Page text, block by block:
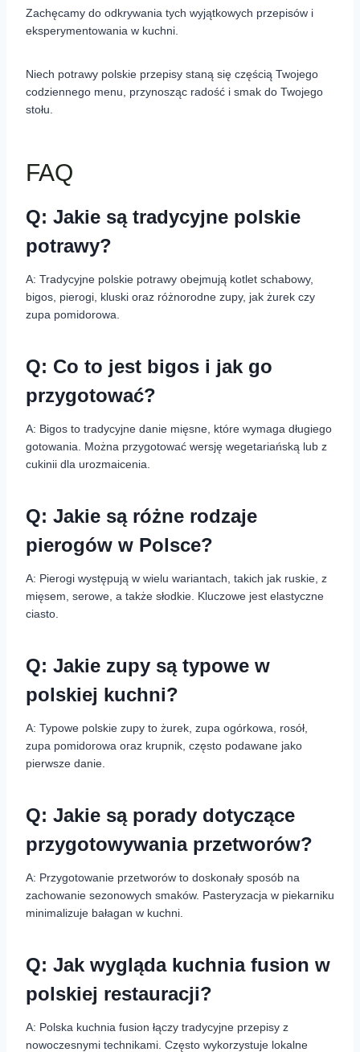
Zachęcamy do odkrywania tych wyjątkowych przepisów i
eksperymentowania w kuchni.
Niech potrawy polskie przepisy staną się częścią Twojego
codziennego menu, przynosząc radość i smak do Twojego
stołu.
FAQ
Q: Jakie są tradycyjne polskie
potrawy?
A: Tradycyjne polskie potrawy obejmują kotlet schabowy,
bigos, pierogi, kluski oraz różnorodne zupy, jak żurek czy
zupa pomidorowa.
Q: Co to jest bigos i jak go
przygotować?
A: Bigos to tradycyjne danie mięsne, które wymaga długiego
gotowania. Można przygotować wersję wegetariańską lub z
cukinii dla urozmaicenia.
Q: Jakie są różne rodzaje
pierogów w Polsce?
A: Pierogi występują w wielu wariantach, takich jak ruskie, z
mięsem, serowe, a także słodkie. Kluczowe jest elastyczne
ciasto.
Q: Jakie zupy są typowe w
polskiej kuchni?
A: Typowe polskie zupy to żurek, zupa ogórkowa, rosół,
zupa pomidorowa oraz krupnik, często podawane jako
pierwsze danie.
Q: Jakie są porady dotyczące
przygotowywania przetworów?
A: Przygotowanie przetworów to doskonały sposób na
zachowanie sezonowych smaków. Pasteryzacja w piekarniku
minimalizuje bałagan w kuchni.
Q: Jak wygląda kuchnia fusion w
polskiej restauracji?
A: Polska kuchnia fusion łączy tradycyjne przepisy z
nowoczesnymi technikami. Często wykorzystuje lokalne